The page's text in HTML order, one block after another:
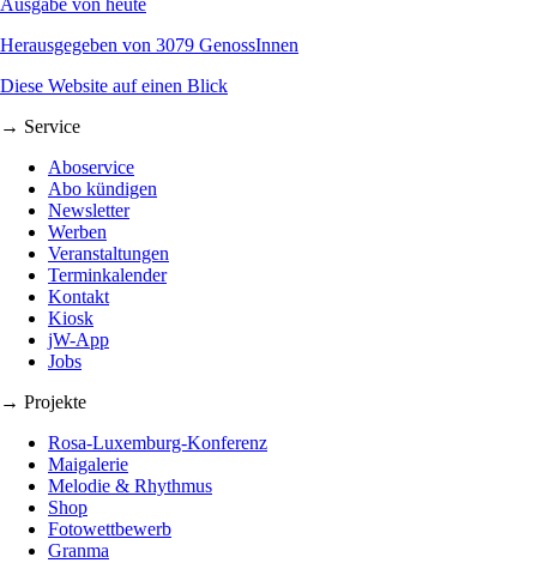
Ausgabe von heute
Herausgegeben von 3079 GenossInnen
Diese Website auf einen Blick
→ Service
Aboservice
Abo kündigen
Newsletter
Werben
Veranstaltungen
Terminkalender
Kontakt
Kiosk
jW-App
Jobs
→ Projekte
Rosa-Luxemburg-Konferenz
Maigalerie
Melodie & Rhythmus
Shop
Fotowettbewerb
Granma